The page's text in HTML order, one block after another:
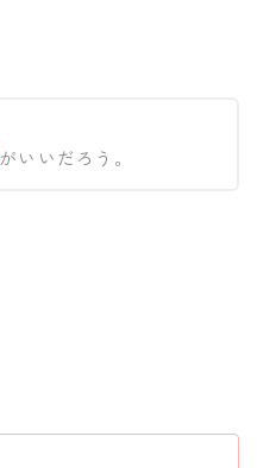
がいいだろう。